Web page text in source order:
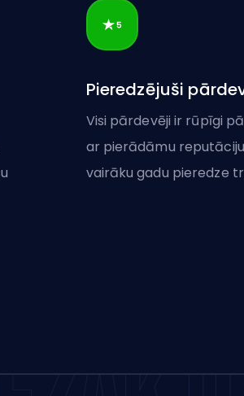
Pieredzējuši
Visi pārdevēji ir rūpīgi
ar pierādāmu
vairāku gadu pieredze